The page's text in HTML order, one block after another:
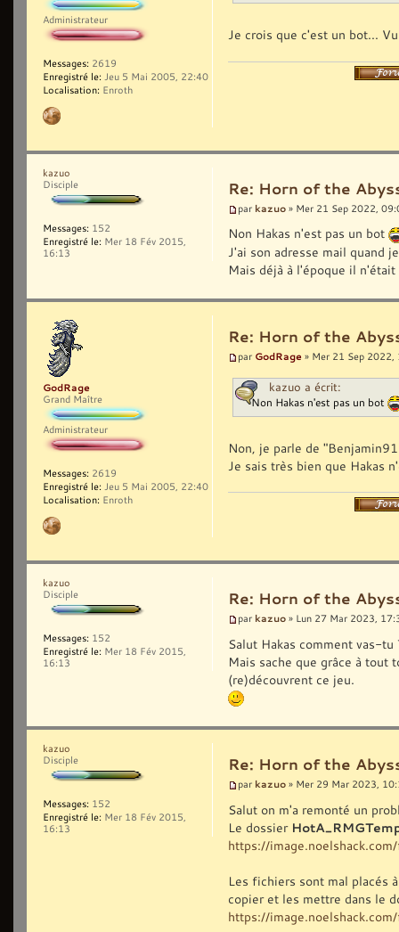
Je crois que c'est un bot...
Administrateur
Messages: 2619
Enregistré le: Jeu 5 Mai 2005, 22:40
Localisation: Enroth
Re: Horn of the
par kazuo » Mer 21 Sep 2022,
Non Hakas n'est pas un bot
J'ai son adresse mail quand
Mais déjà à l'époque il
kazuo
Disciple
Messages: 152
Enregistré le: Mer 18 Fév 2015,
16:13
Re: Horn of the
par GodRage » Mer 21 Sep 2022,
kazuo a écrit:
Non Hakas n'est pas un bot
Non, je parle de
Je sais très bien que Hakas
GodRage
Grand Maître
Administrateur
Messages: 2619
Enregistré le: Jeu 5 Mai 2005, 22:40
Localisation: Enroth
Re: Horn of the
par kazuo » Lun 27 Mar 2023,
Salut Hakas comment vas-tu
Mais sache que grâce à
(re)découvrent ce jeu.
kazuo
Disciple
Messages: 152
Enregistré le: Mer 18 Fév 2015,
16:13
Re: Horn of the
par kazuo » Mer 29 Mar 2023,
Salut on m'a remonté un
Le dossier
https://
Les fichiers sont mal placés
copier et les mettre dans le
https://
kazuo
Disciple
Messages: 152
Enregistré le: Mer 18 Fév 2015,
16:13